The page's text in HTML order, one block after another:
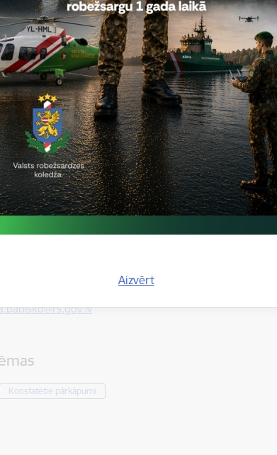
Aizvērt
vadītāju uzsākts administratīvā
transportlīdzekli, kura ir pilnvarota pārbaudīt
atkārtoti aicina iedzīvotājus neiesaistīties
sodi - par personu nelikumīgas pārvietošanas
atņemšanu uz laiku no diviem līdz pat desmit
ar probācijas uzraudzību uz laiku līdz trim gadiem vai
Galvenās pārvaldes Stratēģiskās attīstības un
Konstatētie pārkāpumi